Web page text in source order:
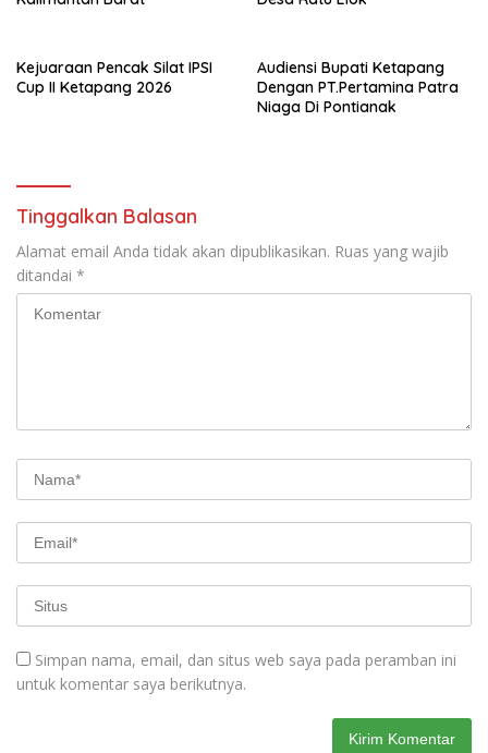
Kejuaraan Pencak Silat IPSI
Cup II Ketapang 2026
Audiensi Bupati Ketapang
Dengan PT.Pertamina Patra
Niaga Di Pontianak
Tinggalkan Balasan
Alamat email Anda tidak akan dipublikasikan. Ruas yang wajib
ditandai *
Simpan nama, email, dan situs web saya pada peramban ini
untuk komentar saya berikutnya.